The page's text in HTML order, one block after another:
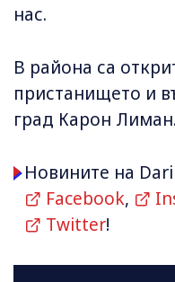
нас.
В района са
пристанището и
град Карон Лиман.
Новините на
Facebook,
Twitter!